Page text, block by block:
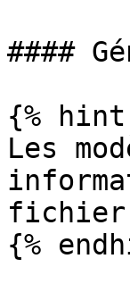
####
{%
Les
fichier
{%